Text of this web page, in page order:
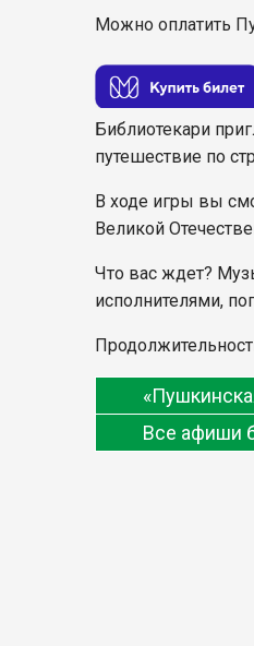
Можно оплатить
Библиотекари
путешествие по
В ходе игры вы
Великой
Что вас ждет?
исполнителями,
Все афиши